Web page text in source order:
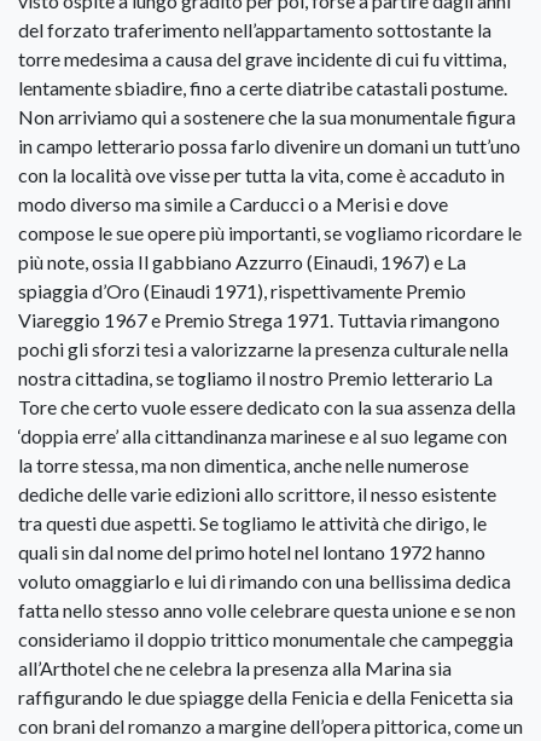
del forzato traferimento nell’appartamento sottostante la
torre medesima a causa del grave incidente di cui fu vittima,
lentamente sbiadire, fino a certe diatribe catastali postume.
Non arriviamo qui a sostenere che la sua monumentale figura
in campo letterario possa farlo divenire un domani un tutt’uno
con la località ove visse per tutta la vita, come è accaduto in
modo diverso ma simile a Carducci o a Merisi e dove
compose le sue opere più importanti, se vogliamo ricordare le
più note, ossia Il gabbiano Azzurro (Einaudi, 1967) e La
spiaggia d’Oro (Einaudi 1971), rispettivamente Premio
Viareggio 1967 e Premio Strega 1971. Tuttavia rimangono
pochi gli sforzi tesi a valorizzarne la presenza culturale nella
nostra cittadina, se togliamo il nostro Premio letterario La
Tore che certo vuole essere dedicato con la sua assenza della
‘doppia erre’ alla cittandinanza marinese e al suo legame con
la torre stessa, ma non dimentica, anche nelle numerose
dediche delle varie edizioni allo scrittore, il nesso esistente
tra questi due aspetti. Se togliamo le attività che dirigo, le
quali sin dal nome del primo hotel nel lontano 1972 hanno
voluto omaggiarlo e lui di rimando con una bellissima dedica
fatta nello stesso anno volle celebrare questa unione e se non
consideriamo il doppio trittico monumentale che campeggia
all’Arthotel che ne celebra la presenza alla Marina sia
raffigurando le due spiagge della Fenicia e della Fenicetta sia
con brani del romanzo a margine dell’opera pittorica, come un